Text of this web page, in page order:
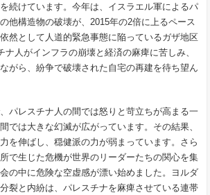
続けています。今年は、イスラエル軍によるパ
他構造物の破壊が、2015年の2倍に上るペース
然として人道的緊急事態に陥っているガザ地区
ナ人がインフラの崩壊と経済の麻痺に苦しみ、
がら、紛争で破壊された自宅の再建を待ち望ん
パレスチナ人の間では怒りと苛立ちが高まる一
では大きな幻滅が広がっています。その結果、
を伸ばし、穏健派の力が弱まっています。さら
で生じた危機が世界のリーダーたちの関心を集
の中に危険な空虚感が漂い始めました。ヨルダ
裂と内紛は、パレスチナを麻痺させている連帯